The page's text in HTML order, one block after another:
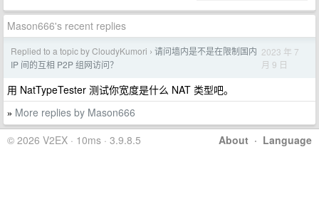
Mason666's recent replies
Replied to a topic by CloudyKumori › 请问墙内是不是在限制国内
IP 间的互相 P2P 组网访问？
2023 年 7
月 9 日
用 NatTypeTester 测试你宽度是什么 NAT 类型吧。
» More replies by Mason666
About · Language
© 2026 V2EX · 10ms · 3.9.8.5